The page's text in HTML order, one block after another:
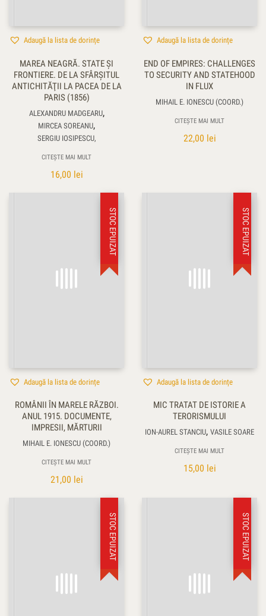
Adaugă la lista de dorințe
MAREA NEAGRĂ. STATE ŞI
FRONTIERE. DE LA SFÂRŞITUL
ANTICHITĂŢII LA PACEA DE LA
PARIS (1856)
ALEXANDRU MADGEARU,
MIRCEA SOREANU,
SERGIU IOSIPESCU,
CITEȘTE MAI MULT
16,00 lei
Adaugă la lista de dorințe
END OF EMPIRES: CHALLENGES
TO SECURITY AND STATEHOOD
IN FLUX
MIHAIL E. IONESCU (COORD.)
CITEȘTE MAI MULT
22,00 lei
STOC EPUIZAT
Adaugă la lista de dorințe
ROMÂNII ÎN MARELE RĂZBOI.
ANUL 1915. DOCUMENTE,
IMPRESII, MĂRTURII
MIHAIL E. IONESCU (COORD.)
CITEȘTE MAI MULT
21,00 lei
STOC EPUIZAT
Adaugă la lista de dorințe
MIC TRATAT DE ISTORIE A
TERORISMULUI
ION-AUREL STANCIU, VASILE SOARE
CITEȘTE MAI MULT
15,00 lei
STOC EPUIZAT STOC EPUIZAT